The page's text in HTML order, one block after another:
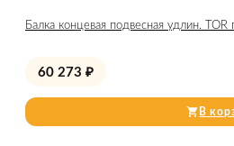
Балка концевая подвесная удлин.
60 273 ₽
В